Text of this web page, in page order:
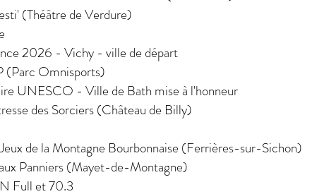
(Théâtre de Verdure)
2026 - Vichy - ville de départ
(Parc Omnisports)
UNESCO - Ville de Bath mise à l'honneur
des Sorciers (Château de Billy)
de la Montagne Bourbonnaise (Ferrières-sur-Sichon)
Panniers (Mayet-de-Montagne)
Full et 70.3